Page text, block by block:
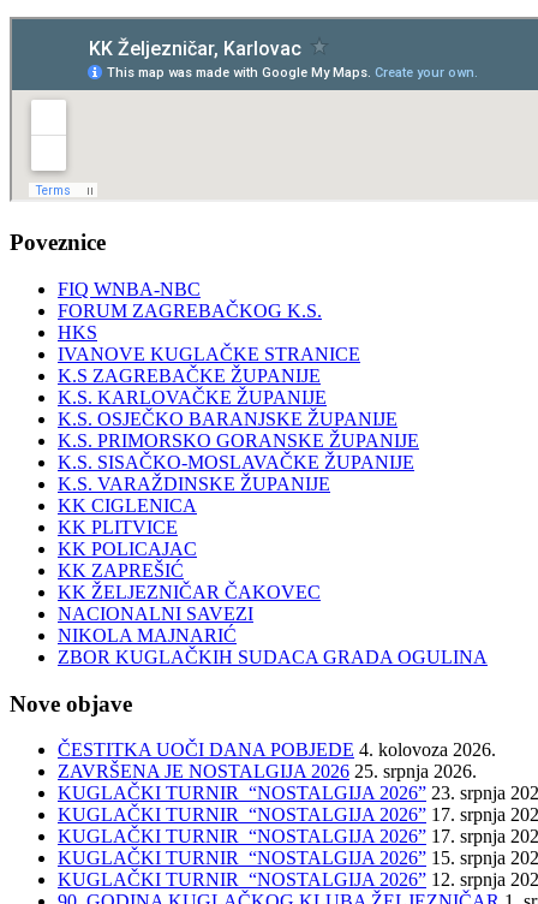
Poveznice
FIQ WNBA-NBC
FORUM ZAGREBAČKOG K.S.
HKS
IVANOVE KUGLAČKE STRANICE
K.S ZAGREBAČKE ŽUPANIJE
K.S. KARLOVAČKE ŽUPANIJE
K.S. OSJEČKO BARANJSKE ŽUPANIJE
K.S. PRIMORSKO GORANSKE ŽUPANIJE
K.S. SISAČKO-MOSLAVAČKE ŽUPANIJE
K.S. VARAŽDINSKE ŽUPANIJE
KK CIGLENICA
KK PLITVICE
KK POLICAJAC
KK ZAPREŠIĆ
KK ŽELJEZNIČAR ČAKOVEC
NACIONALNI SAVEZI
NIKOLA MAJNARIĆ
ZBOR KUGLAČKIH SUDACA GRADA OGULINA
Nove objave
ČESTITKA UOČI DANA POBJEDE 4. kolovoza 2026.
ZAVRŠENA JE NOSTALGIJA 2026 25. srpnja 2026.
KUGLAČKI TURNIR “NOSTALGIJA 2026” 23. srpnja
KUGLAČKI TURNIR “NOSTALGIJA 2026” 17. srpnja
KUGLAČKI TURNIR “NOSTALGIJA 2026” 17. srpnja
KUGLAČKI TURNIR “NOSTALGIJA 2026” 15. srpnja
KUGLAČKI TURNIR “NOSTALGIJA 2026” 12. srpnja